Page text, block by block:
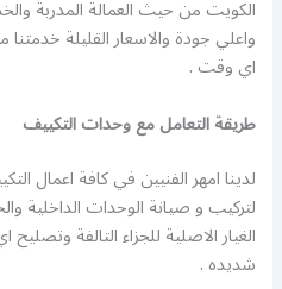
الكويت من حيث العمالة المدربة
واعلي جودة والاسعار القليلة
اي وقت .
طريقة التعامل مع وحدات التكييف
لدينا امهر الفنيين في كافة اعمال
لتركيب و صيانة الوحدات الداخلية
الغيار الاصلية للجزاء التالفة
شديده .